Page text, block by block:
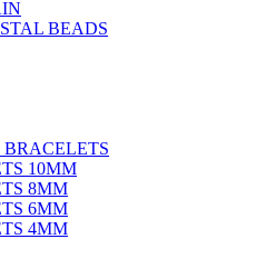
BEADS
10MM
8MM
6MM
4MM